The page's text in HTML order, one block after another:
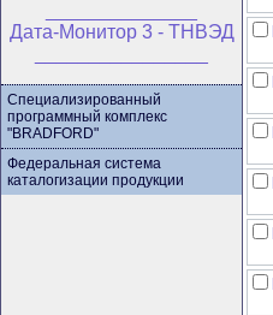
Дата-Монитор 3 - ТНВЭД
Специализированный
программный комплекс
"BRADFORD"
Федеральная система
каталогизации продукции